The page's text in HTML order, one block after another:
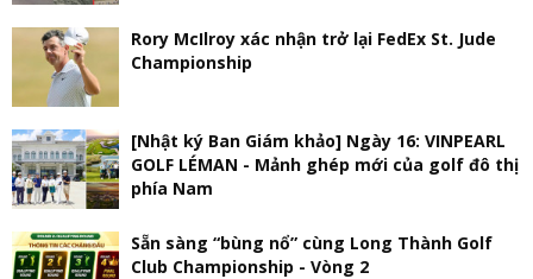
Rory McIlroy xác nhận trở lại FedEx St. Jude
Championship
[Nhật ký Ban Giám khảo] Ngày 16: VINPEARL
GOLF LÉMAN - Mảnh ghép mới của golf đô thị
phía Nam
Sẵn sàng “bùng nổ” cùng Long Thành Golf
Club Championship - Vòng 2